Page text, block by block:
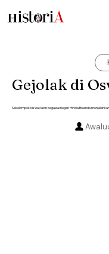
Gejolak di
Sekelompok siswa calon pegawai negeri Hindia Belanda